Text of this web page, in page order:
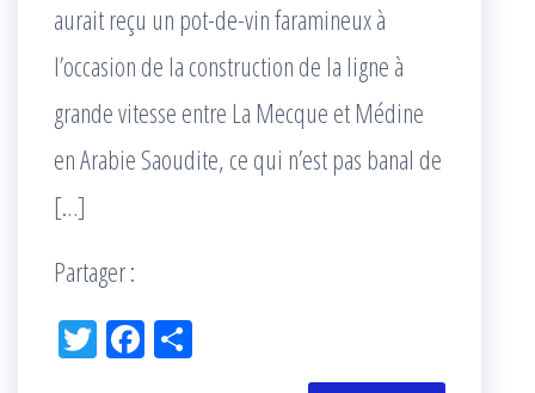
aurait reçu un pot-de-vin faramineux à
l’occasion de la construction de la ligne à
grande vitesse entre La Mecque et Médine
en Arabie Saoudite, ce qui n’est pas banal de
[…]
Partager :
Tw Fac